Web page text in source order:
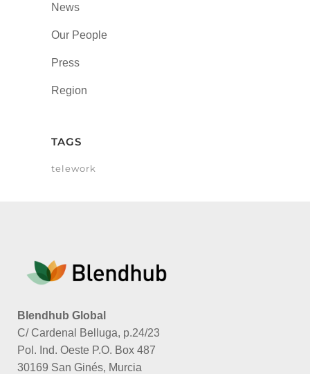
News
Our People
Press
Region
TAGS
telework
Blendhub Global
C/ Cardenal Belluga, p.24/23
Pol. Ind. Oeste P.O. Box 487
30169 San Ginés, Murcia